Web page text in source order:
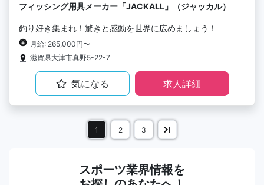
フィッシング用具メーカー「JACKALL」（ジャッカル）
釣り好き集まれ！驚きと感動を世界に広めましょう！
月給: 265,000円〜
滋賀県大津市真野5-22-7
気になる 求人詳細
1 2 3
スポーツ業界情報を